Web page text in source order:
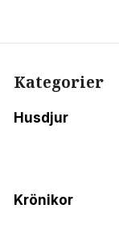
Kategorier
Husdjur
Krönikor